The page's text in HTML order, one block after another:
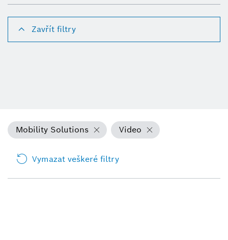
Zavřít filtry
Mobility Solutions Video
Vymazat veškeré filtry